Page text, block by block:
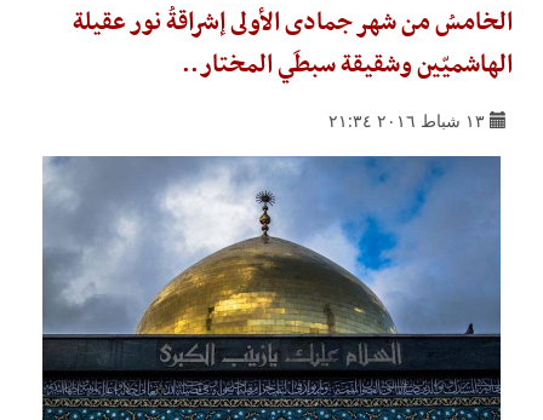
الخامسُ من شهر جمادى الأولى إشراقةُ نور عقيلة
الهاشميّين وشقيقة سبطَي المختار..
١٣ شباط ٢٠١٦ ٢١:٣٤